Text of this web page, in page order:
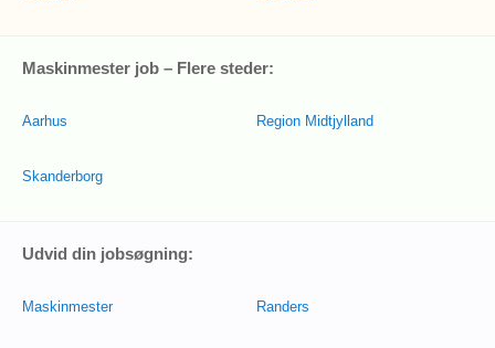
Maskinmester job – Flere steder:
Aarhus
Skanderborg
Region Midtjylland
Udvid din jobsøgning:
Maskinmester Randers